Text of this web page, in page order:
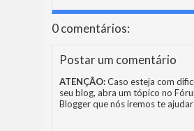
0 comentários:
Postar um comentário
ATENÇÃO:Caso esteja com
seu blog, abra um tópico no
Bloggerque nós iremos te